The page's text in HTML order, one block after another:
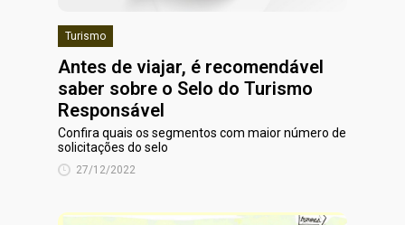
Turismo
Antes de viajar, é recomendável
saber sobre o Selo do Turismo
Responsável
Confira quais os segmentos com maior número de
solicitações do selo
27/12/2022